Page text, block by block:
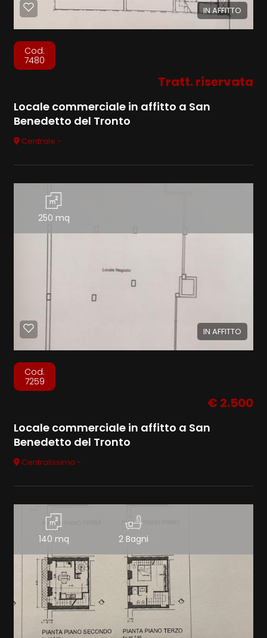
IN AFFITTO
Cod.
7480
Tratt. riservata
Locale commerciale in affitto a San
Benedetto del Tronto
Centrale -
250 mq
IN AFFITTO
Cod.
7259
€ 2.500
Locale commerciale in affitto a San
Benedetto del Tronto
Centralissima -
140 mq 2 Bagni